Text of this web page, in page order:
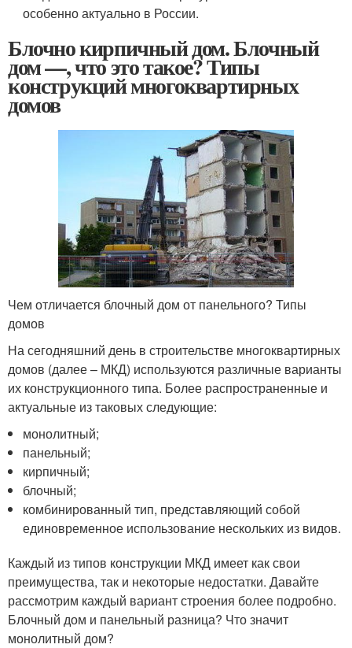
особенно актуально в России.
Блочно кирпичный дом. Блочный
дом —, что это такое? Типы
конструкций многоквартирных
домов
Чем отличается блочный дом от панельного? Типы
домов
На сегодняшний день в строительстве многоквартирных
домов (далее – МКД) используются различные варианты
их конструкционного типа. Более распространенные и
актуальные из таковых следующие:
монолитный;
панельный;
кирпичный;
блочный;
комбинированный тип, представляющий собой
единовременное использование нескольких из видов.
Каждый из типов конструкции МКД имеет как свои
преимущества, так и некоторые недостатки. Давайте
рассмотрим каждый вариант строения более подробно.
Блочный дом и панельный разница? Что значит
монолитный дом?